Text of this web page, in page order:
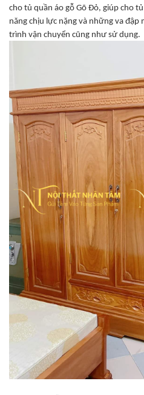
cho tủ quần áo gỗ Gõ Đỏ, giúp cho
năng chịu lực nặng và những va
trình vận chuyển cũng như sử dụng.